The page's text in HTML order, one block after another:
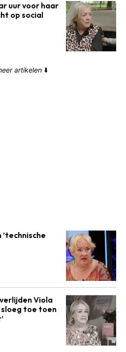
uur voor haar
op social
artikelen ⬇️
Viola
sloeg toe toen